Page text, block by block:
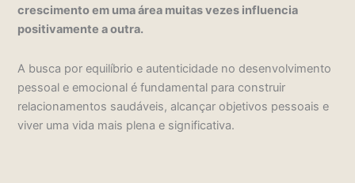
crescimento em uma área muitas vezes influencia
positivamente a outra.
A busca por equilíbrio e autenticidade no desenvolvimento
pessoal e emocional é fundamental para construir
relacionamentos saudáveis, alcançar objetivos pessoais e
viver uma vida mais plena e significativa.